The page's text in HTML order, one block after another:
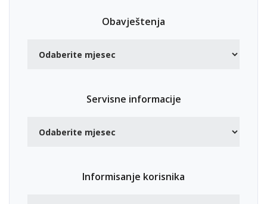
Obavještenja
Servisne informacije
Informisanje korisnika